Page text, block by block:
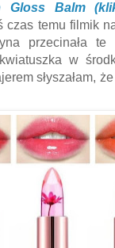
Gloss Balm
czas temu filmik
przecinała te
w
słyszałam,